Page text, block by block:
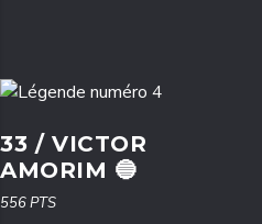
33 / VICTOR
AMORIM 🔵
556 PTS